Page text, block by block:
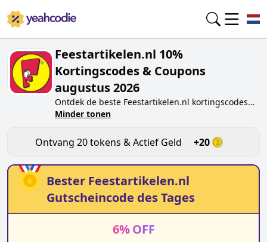
Feestartikelen.nl 10%
Kortingscodes & Coupons
augustus 2026
Ontdek de beste Feestartikelen.nl kortingscodes
van vandaag voor
verdien tokens op feestartikelen.nl
door de code te
testen. Ontvang beloningen wanneer je
Feestartikelen.nl kortingscodes indient en andere
kopers helpt besparen.
Minder tonen
Ontvang 20 tokens & Actief Geld +20
Bester Feestartikelen.nl
Gutscheincode des Tages
6% OFF